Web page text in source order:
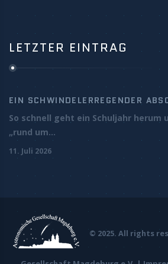
LETZTER EINTRAG
EIN SCHWINDELERREGENDER
So schnell geht ein Schuljahr herum
„rund um...
11. Juli 2026
© 2025. All rights